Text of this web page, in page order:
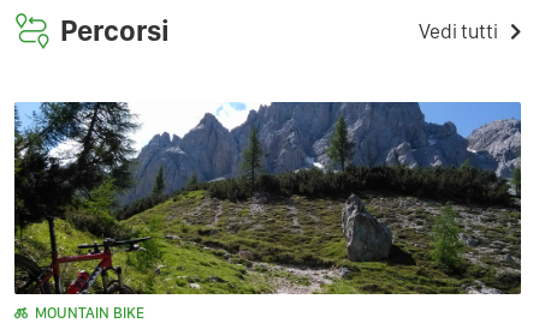
Percorsi Vedi tutti
MOUNTAIN BIKE